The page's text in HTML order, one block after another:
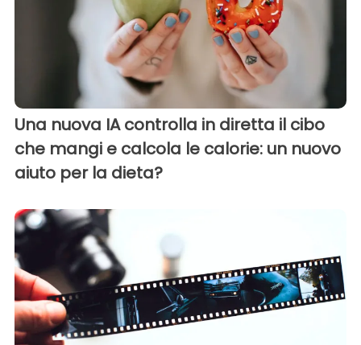
Una nuova IA controlla in diretta il cibo
che mangi e calcola le calorie: un nuovo
aiuto per la dieta?